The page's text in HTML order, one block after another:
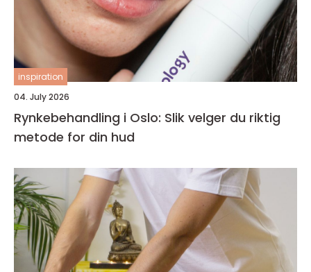
inspiration
04. July 2026
Rynkebehandling i Oslo: Slik velger du riktig
metode for din hud